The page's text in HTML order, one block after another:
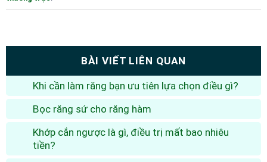
BÀI VIẾT LIÊN QUAN
Khi cần làm răng bạn ưu tiên lựa chọn điều gì?
Bọc răng sứ cho răng hàm
Khớp cắn ngược là gì, điều trị mất bao nhiêu
tiền?